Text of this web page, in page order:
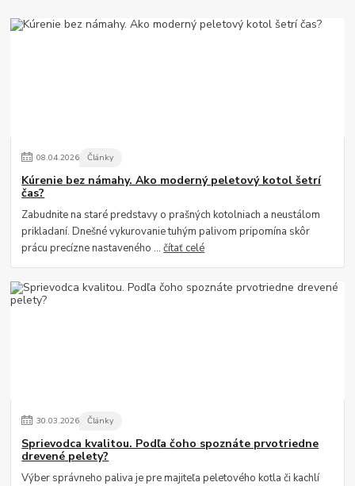
08.04.2026 Články
Kúrenie bez námahy. Ako moderný peletový kotol šetrí
čas?
Zabudnite na staré predstavy o prašných kotolniach a neustálom
prikladaní. Dnešné vykurovanie tuhým palivom pripomína skôr
prácu precízne nastaveného ...čítať celé
30.03.2026 Články
Sprievodca kvalitou. Podľa čoho spoznáte prvotriedne
drevené pelety?
Výber správneho paliva je pre majiteľa peletového kotla či kachlí